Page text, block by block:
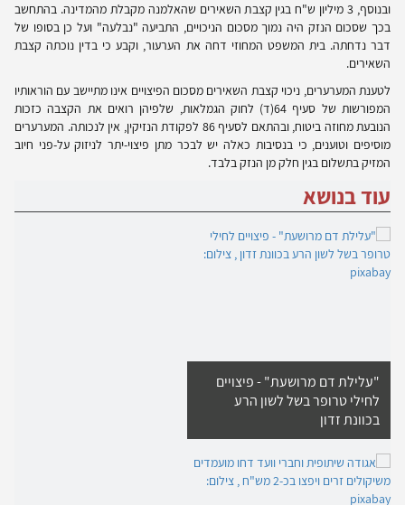
ובנוסף, 3 מיליון ש"ח בגין קצבת השאירים שהאלמנה מקבלת מהמדינה. בהתחשב
בכך שסכום הנזק היה נמוך מסכום הניכויים, התביעה "נבלעה" ועל כן בסופו של
דבר נדחתה. בית המשפט המחוזי דחה את הערעור, וקבע כי בדין נוכתה קצבת
השאירים.
לטענת המערערים, ניכוי קצבת השאירים מסכום הפיצויים אינו מתיישב עם הוראותיו
המפורשות של סעיף 64(ד) לחוק הגמלאות, שלפיהן רואים את הקצבה כזכות
הנובעת מחוזה ביטוח, ובהתאם לסעיף 86 לפקודת הנזיקין, אין לנכותה. המערערים
מוסיפים וטוענים, כי בנסיבות כאלה יש לבכר מתן פיצוי-יתר לניזוק על-פני חיוב
המזיק בתשלום בגין חלק מן הנזק בלבד.
עוד בנושא
"עלילת דם מרושעת" - פיצויים
לחילי טרופר בשל לשון הרע
בכוונת זדון